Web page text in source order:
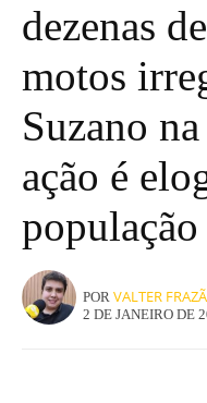
dezenas
motos
Suzano
ação é
população
POR VALTER
2 DE JANEIRO DE